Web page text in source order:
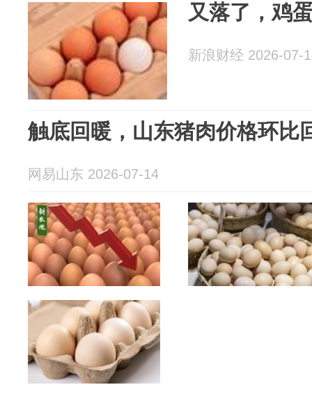
又落了，鸡
新浪财经 2026-07-
触底回暖，山东猪肉价格环比
网易山东 2026-07-14